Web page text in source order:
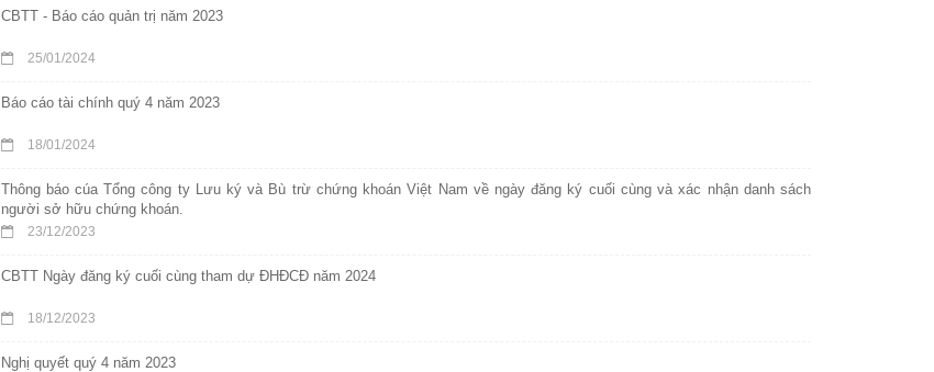
CBTT - Báo cáo quản trị năm 2023
25/01/2024
Báo cáo tài chính quý 4 năm 2023
18/01/2024
Thông báo cúa Tổng công ty Lưu ký và Bù trừ chứng khoán Việt Nam về ngày đăng ký cuối cùng và xác nhận danh sách
người sở hữu chứng khoán.
23/12/2023
CBTT Ngày đăng ký cuối cùng tham dự ĐHĐCĐ năm 2024
18/12/2023
Nghị quyết quý 4 năm 2023